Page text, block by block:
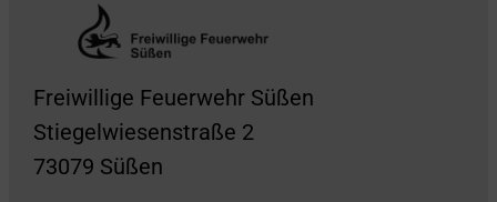
Freiwillige Feuerwehr Süßen
Stiegelwiesenstraße 2
73079 Süßen